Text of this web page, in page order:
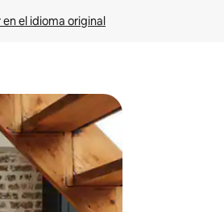
el idioma original